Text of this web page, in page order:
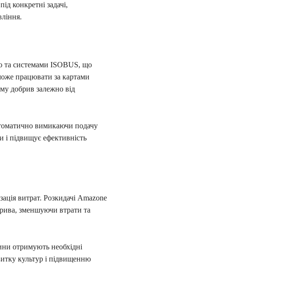
конкретні задачі,
та системами ISOBUS, що
працювати за картами
добрив залежно від
вимикаючи подачу
підвищує ефективність
витрат. Розкидачі Amazone
зменшуючи втрати та
отримують необхідні
культур і підвищенню